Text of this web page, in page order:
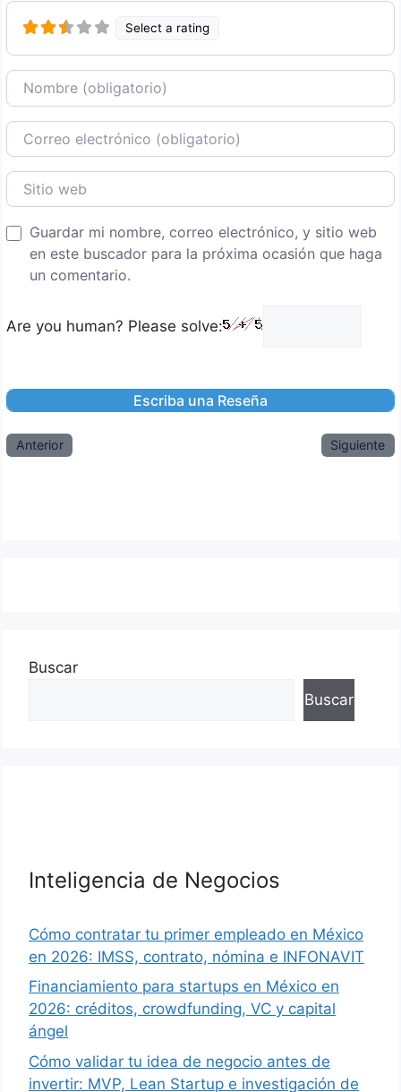
Select a rating
Nombre
Correo Electronico
Sitio web
Guardar mi nombre, correo electrónico, y sitio web
en este buscador para la próxima ocasión que haga
un comentario.
Are you human? Please solve:
Anterior Siguiente
Buscar
Buscar
Inteligencia de Negocios
Cómo contratar tu primer empleado en México
en 2026: IMSS, contrato, nómina e INFONAVIT
Financiamiento para startups en México en
2026: créditos, crowdfunding, VC y capital
ángel
Cómo validar tu idea de negocio antes de
invertir: MVP, Lean Startup e investigación de